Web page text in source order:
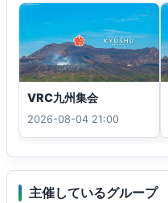
VRC九州集会
2026-08-04 21:00
主催しているグループ